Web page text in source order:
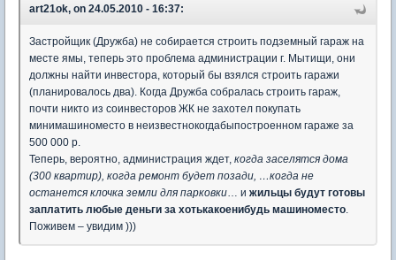
art21ok, on 24.05.2010 - 16:37:
Застройщик (Дружба) не собирается строить подземный гараж на
месте ямы, теперь это проблема администрации г. Мытищи, они
должны найти инвестора, который бы взялся строить гаражи
(планировалось два). Когда Дружба собралась строить гараж,
почти никто из соинвесторов ЖК не захотел покупать
минимашиноместо в неизвестнокогдабыпостроенном гараже за
500 000 р.
Теперь, вероятно, администрация ждет, когда заселятся дома
(300 квартир), когда ремонт будет позади, …когда не
останется клочка земли для парковки … и жильцы будут готовы
заплатить любые деньги за хотькакоенибудь машиноместо
Поживем – увидим )))